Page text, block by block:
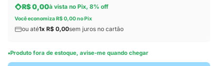
R$ 0,00à vista no Pix, 8% off
Você economiza R$ 0,00 no Pix
ou até1x R$ 0,00sem juros no cartão
Produto fora de estoque, avise-me quando chegar